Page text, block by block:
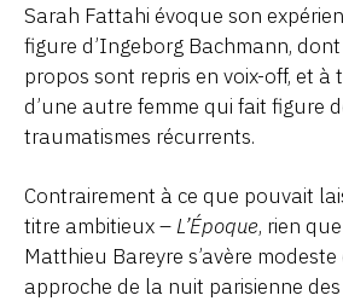
Sarah Fattahi évoque son
figure d’Ingeborg Bachmann,
propos sont repris en voix-off, et à
d’une autre femme qui fait figure
traumatismes récurrents.
Contrairement à ce que pouvait
titre ambitieux –L’Époque, rien
Matthieu Bareyre s’avère
approche de la nuit parisienne